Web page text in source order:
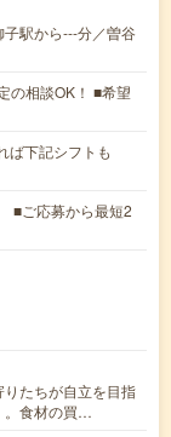
駅から---分／曽谷
の相談OK！ ■希望
ば下記シフトも
■ご応募から最短2
たちが自立を目指
。食材の買…